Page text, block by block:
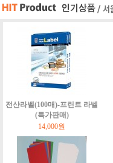
전산라벨(100매)-프린트 라벨
(특가판매)
14,000원